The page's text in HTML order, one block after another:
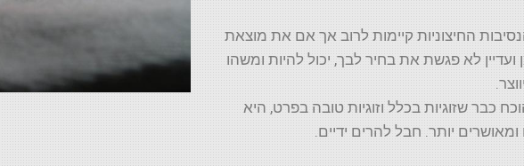
החיצוניות קיימות לרוב אך אם את מוצאת
לא פגשת את בחיר לבך, יכול להיות ומשהו
כבר שזוגיות בכלל וזוגיות טובה בפרט, היא
יותר. חבל להרים ידיים.